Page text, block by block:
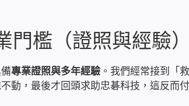
門檻（證照與經驗）
專業證照與多年經驗。我們經常接到「
動，最後才回頭求助忠碁科技，這反而